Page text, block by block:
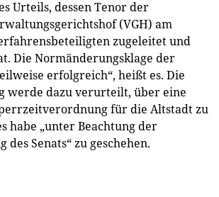
Urteils, dessen Tenor der
(VGH) am
zugeleitet und
Die Normänderungsklage der
erfolgreich“, heißt es. Die
werde dazu verurteilt, über eine
für die Altstadt zu
habe „unter Beachtung der
des Senats“ zu geschehen.